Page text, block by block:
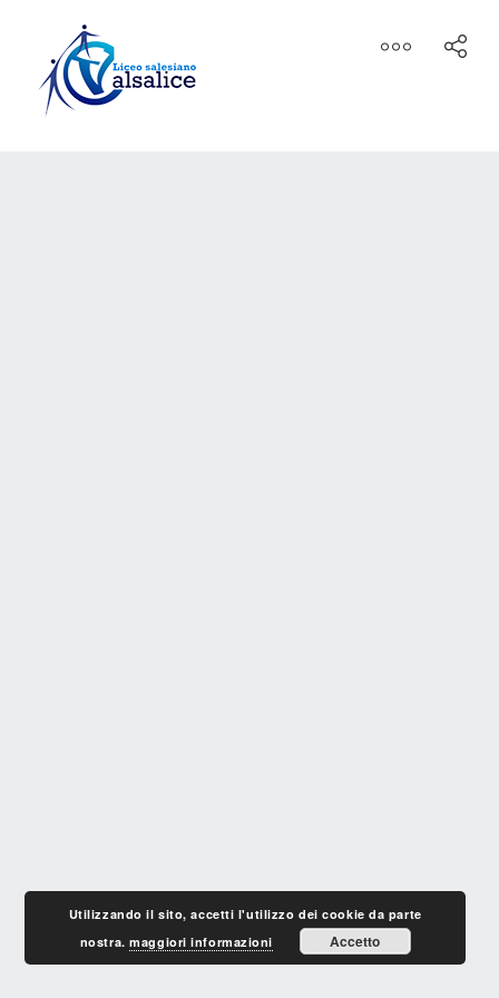
Utilizzando il sito, accetti l'utilizzo dei cookie da parte
nostra.maggiori informazioni Accetto